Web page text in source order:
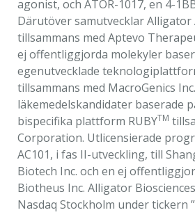
agonist, och ATOR-1017, en 4-
Därutöver samutvecklar Alligator
tillsammans med Aptevo
ej offentliggjorda molekyler
egenutvecklade
tillsammans med MacroGenics
läkemedelskandidater baserade
bispecifika plattform RUBYTM
Corporation. Utlicensierade
AC101, i fas II-utveckling, till
Biotech Inc. och en ej
Biotheus Inc. Alligator
Nasdaq Stockholm under tickern